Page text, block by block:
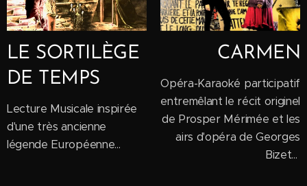
LE SORTILÈGE
DE TEMPS
Lecture Musicale inspirée
d'une très ancienne
légende Européenne...
CARMEN
Opéra-Karaoké participatif
entremêlant le récit originel
de Prosper Mérimée et les
airs d'opéra de Georges
Bizet...